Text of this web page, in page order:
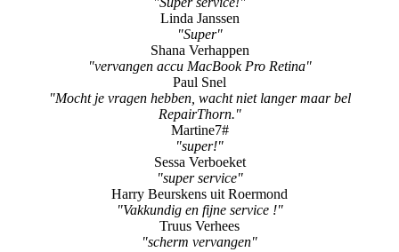
Linda Janssen
"Super"
Shana Verhappen
"vervangen accu MacBook Pro Retina"
Paul Snel
"Mocht je vragen hebben, wacht niet langer maar bel
RepairThorn."
Martine7#
"super!"
Sessa Verboeket
"super service"
Harry Beurskens uit Roermond
"Vakkundig en fijne service !"
Truus Verhees
"scherm vervangen"